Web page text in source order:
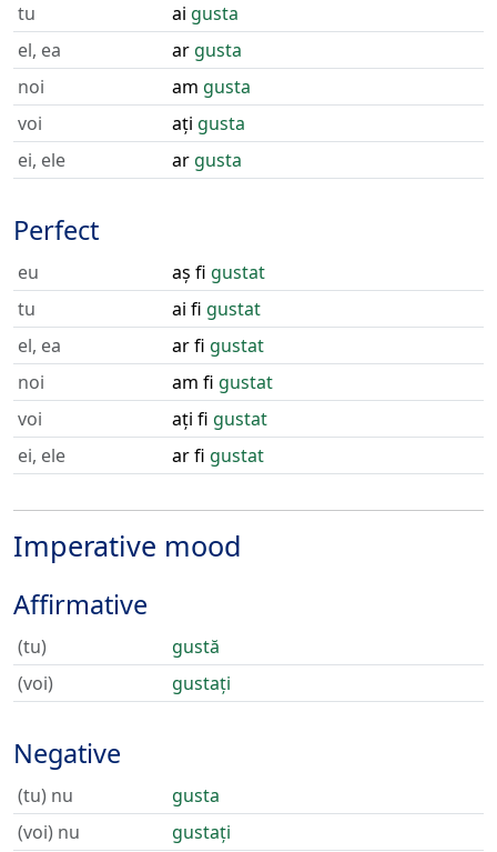
tu
ai gusta
el, ea
ar gusta
noi
am gusta
voi
ați gusta
ei, ele
ar gusta
Perfect
eu aș fi gustat
tu
ai fi gustat
el, ea
ar fi gustat
noi
am fi gustat
voi
ați fi gustat
ei, ele
ar fi gustat
Imperative mood
Affirmative
(tu)
gustă
(voi)
gustați
Negative
(tu) nu
gusta
(voi) nu
gustați